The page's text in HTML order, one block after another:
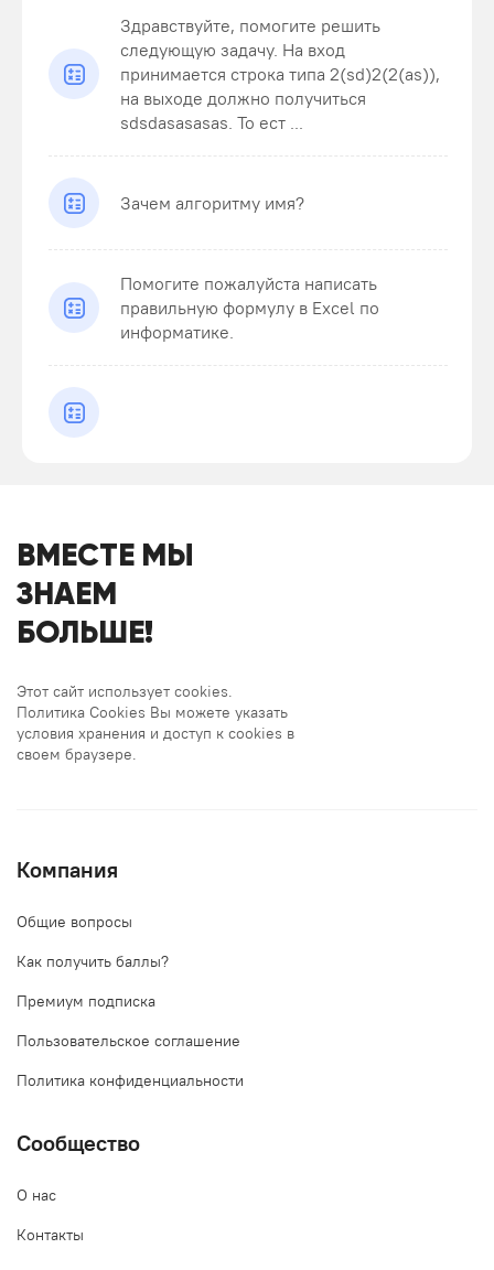
Здравствуйте, помогите решить
следующую задачу. На вход
принимается строка типа 2(sd)2(2(as)),
на выходе должно получиться
sdsdasasasas. То ест ...
Зачем алгоритму имя?
Помогите пожалуйста написать
правильную формулу в Excel по
информатике.
ВМЕСТЕ МЫ
ЗНАЕМ
БОЛЬШЕ!
Этот сайт использует cookies.
Политика Cookies Вы можете указать
условия хранения и доступ к cookies в
своем браузере.
Компания
Общие вопросы
Как получить баллы?
Премиум подписка
Пользовательское соглашение
Политика конфиденциальности
Сообщество
О нас
Контакты